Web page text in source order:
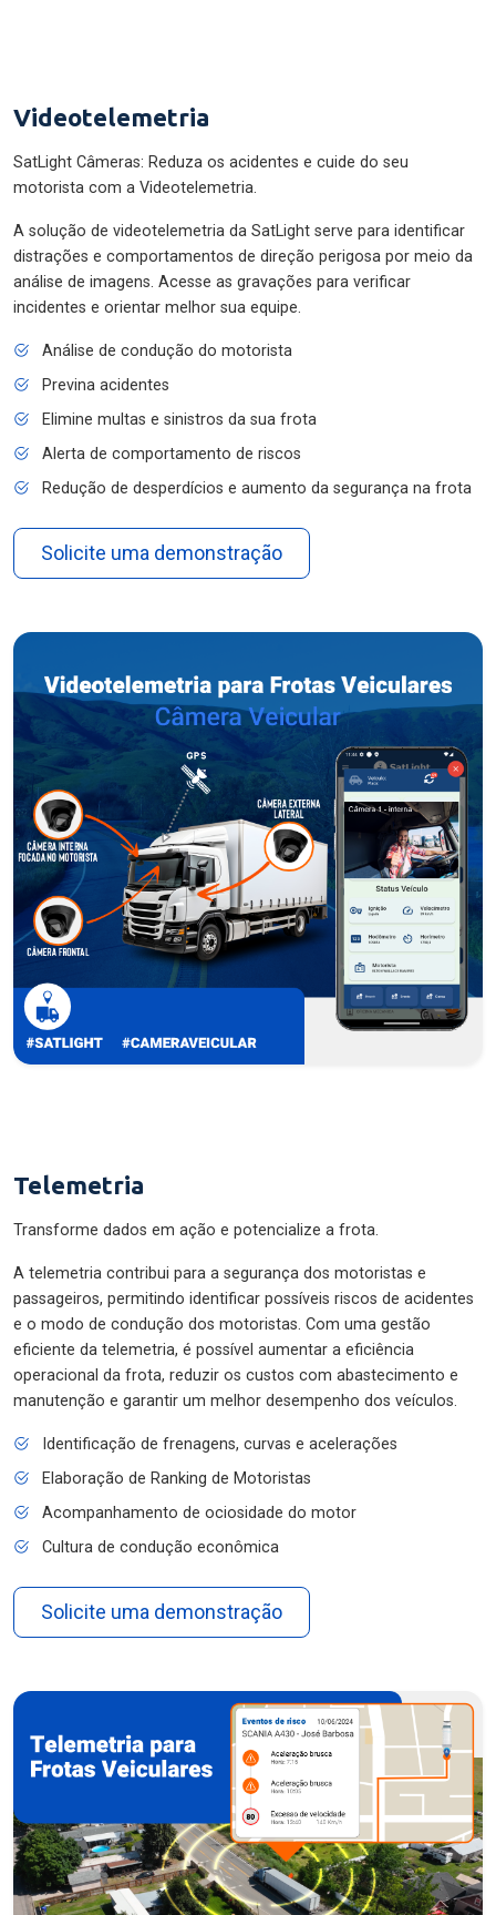
Videotelemetria
SatLight Câmeras: Reduza os acidentes e cuide do seu
motorista com a Videotelemetria.
A solução de videotelemetria da SatLight serve para identificar
distrações e comportamentos de direção perigosa por meio da
análise de imagens. Acesse as gravações para verificar
incidentes e orientar melhor sua equipe.
Análise de condução do motorista
Previna acidentes
Elimine multas e sinistros da sua frota
Alerta de comportamento de riscos
Redução de desperdícios e aumento da segurança na frota
Solicite uma demonstração
Telemetria
Transforme dados em ação e potencialize a frota.
A telemetria contribui para a segurança dos motoristas e
passageiros, permitindo identificar possíveis riscos de acidentes
e o modo de condução dos motoristas. Com uma gestão
eficiente da telemetria, é possível aumentar a eficiência
operacional da frota, reduzir os custos com abastecimento e
manutenção e garantir um melhor desempenho dos veículos.
Identificação de frenagens, curvas e acelerações
Elaboração de Ranking de Motoristas
Acompanhamento de ociosidade do motor
Cultura de condução econômica
Solicite uma demonstração